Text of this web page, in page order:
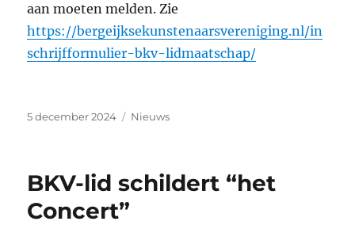
aan moeten melden. Zie
https://bergeijksekunstenaarsvereniging.nl/in
schrijfformulier-bkv-lidmaatschap/
Geplaatst
5 december 2024 Categorieën
Nieuws
BKV-lid schildert “het
Concert”